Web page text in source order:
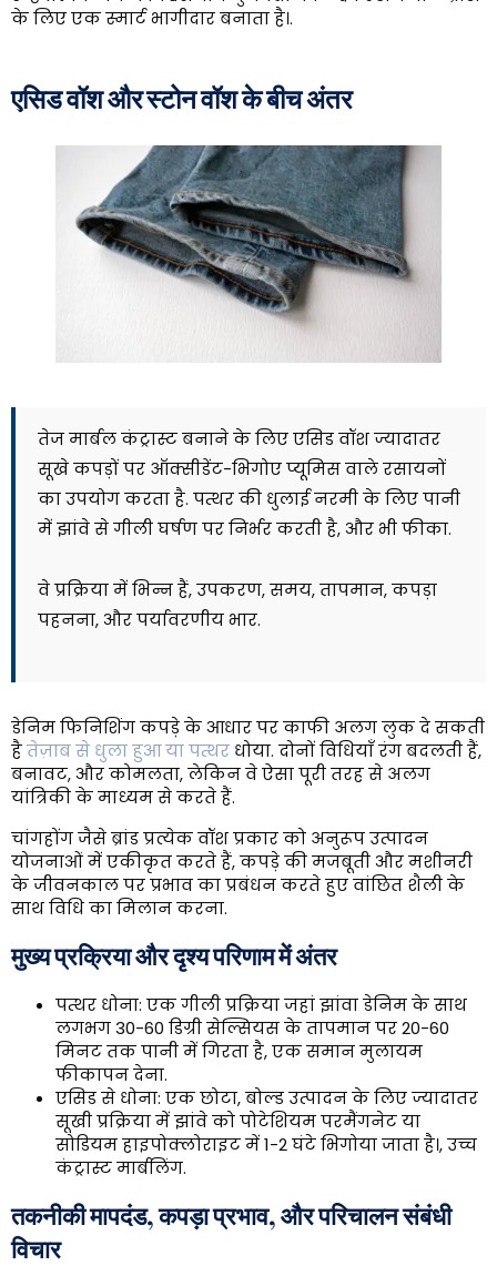
के लिए एक स्मार्ट भागीदार बनाता है।.
एसिड वॉश और स्टोन वॉश के बीच अंतर
तेज मार्बल कंट्रास्ट बनाने के लिए एसिड वॉश ज्यादातर
सूखे कपड़ों पर ऑक्सीडेंट-भिगोए प्यूमिस वाले रसायनों
का उपयोग करता है. पत्थर की धुलाई नरमी के लिए पानी
में झांवे से गीली घर्षण पर निर्भर करती है, और भी फीका.
वे प्रक्रिया में भिन्न हैं, उपकरण, समय, तापमान, कपड़ा
पहनना, और पर्यावरणीय भार.
डेनिम फिनिशिंग कपड़े के आधार पर काफी अलग लुक दे सकती
हैतेज़ाब से धुला हुआ या पत्थर धोया. दोनों विधियाँ रंग बदलती हैं,
बनावट, और कोमलता, लेकिन वे ऐसा पूरी तरह से अलग
यांत्रिकी के माध्यम से करते हैं.
चांगहोंग जैसे ब्रांड प्रत्येक वॉश प्रकार को अनुरूप उत्पादन
योजनाओं में एकीकृत करते हैं, कपड़े की मजबूती और मशीनरी
के जीवनकाल पर प्रभाव का प्रबंधन करते हुए वांछित शैली के
साथ विधि का मिलान करना.
मुख्य प्रक्रिया और दृश्य परिणाम में अंतर
पत्थर धोना: एक गीली प्रक्रिया जहां झांवा डेनिम के साथ
लगभग 30-60 डिग्री सेल्सियस के तापमान पर 20-60
मिनट तक पानी में गिरता है, एक समान मुलायम
फीकापन देना.
एसिड से धोना: एक छोटा, बोल्ड उत्पादन के लिए ज्यादातर
सूखी प्रक्रिया में झांवे को पोटेशियम परमैंगनेट या
सोडियम हाइपोक्लोराइट में 1-2 घंटे भिगोया जाता है।, उच्च
कंट्रास्ट मार्बलिंग.
तकनीकी मापदंड, कपड़ा प्रभाव, और परिचालन संबंधी
विचार